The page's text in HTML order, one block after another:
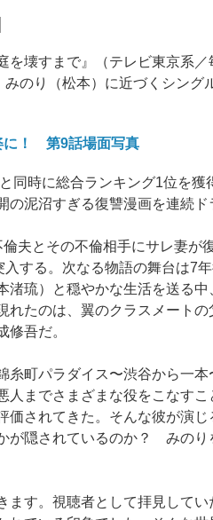
壊すまで』（テレビ東京系／
のり（松本）に近づくシング
に！ 第9話場面写真
時に総合ランキング1位を獲
泥沼すぎる復讐漫画を連続ド
夫とその不倫相手にサレ妻が
する。次なる物語の舞台は7
渚琉）と穏やかな生活を送る中
れたのは、翼のクラスメートの
修吾だ。
町パラダイス〜渋谷から一本
人までさまざまな役をこなす
価されてきた。そんな彼が演
が隠されているのか？ みのり
す。視聴者として拝見してい